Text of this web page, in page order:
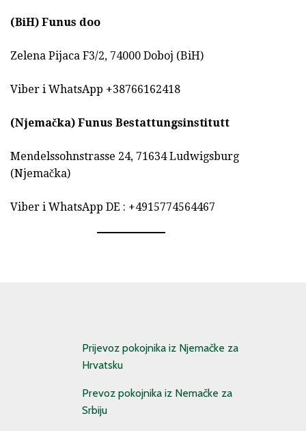
(BiH) Funus doo
Zelena Pijaca F3/2, 74000 Doboj (BiH)
Viber i WhatsApp +38766162418
(Njemačka) Funus Bestattungsinstitutt
Mendelssohnstrasse 24, 71634 Ludwigsburg
(Njemačka)
Viber i WhatsApp DE : +4915774564467
Prijevoz pokojnika iz Njemačke za
Hrvatsku
Prevoz pokojnika iz Nemačke za
Srbiju